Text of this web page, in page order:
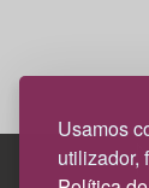
Usamos
utilizador,